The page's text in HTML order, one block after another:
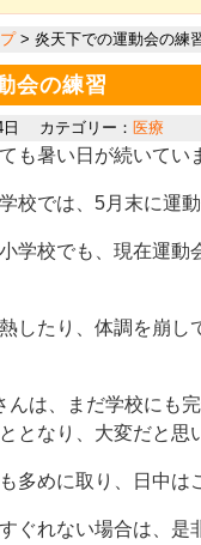
> 炎天下での運動会の練
会の練習
日 カテゴリー： 医療
も暑い日が続いてい
校では、5月末に運
学校でも、現在運
したり、体調を崩し
んは、まだ学校にも
となり、大変だと思
多めに取り、日中は
ぐれない場合は、是